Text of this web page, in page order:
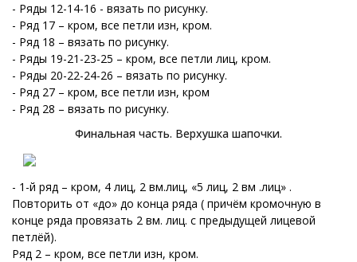
- Ряды 12-14-16 - вязать по рисунку.
- Ряд 17 – кром, все петли изн, кром.
- Ряд 18 – вязать по рисунку.
- Ряды 19-21-23-25 – кром, все петли лиц, кром.
- Ряды 20-22-24-26 – вязать по рисунку.
- Ряд 27 – кром, все петли изн, кром
- Ряд 28 – вязать по рисунку.
Финальная часть. Верхушка шапочки.
- 1-й ряд – кром, 4 лиц, 2 вм.лиц, «5 лиц, 2 вм .лиц» .
Повторить от «до» до конца ряда ( причём кромочную в
конце ряда провязать 2 вм. лиц. с предыдущей лицевой
петлёй).
Ряд 2 – кром, все петли изн, кром.